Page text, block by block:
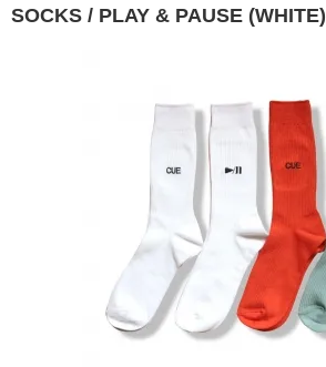
SOCKS / PLAY & PAUSE (WHITE)